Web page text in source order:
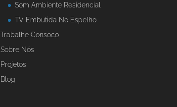
Som Ambiente Residencial
TV Embutida No Espelho
Trabalhe Consoco
Sobre Nós
Projetos
Blog